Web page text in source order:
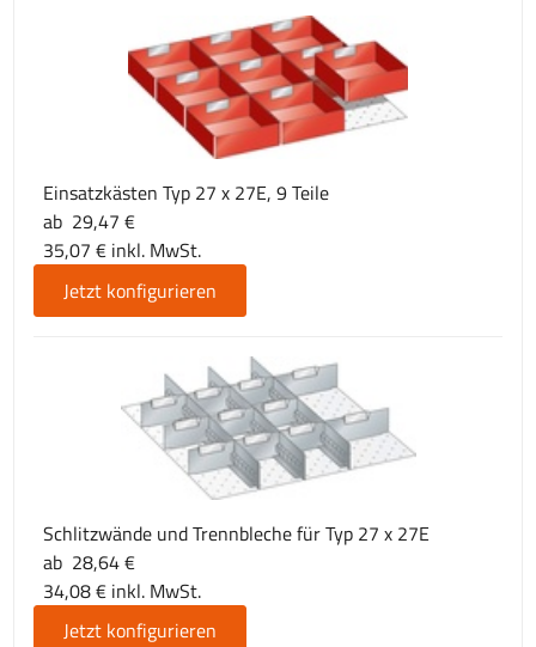
Einsatzkästen Typ 27 x 27E, 9 Teile
ab 29,47 €
35,07 € inkl. MwSt.
Jetzt konfigurieren
Schlitzwände und Trennbleche für Typ 27 x 27E
ab 28,64 €
34,08 € inkl. MwSt.
Jetzt konfigurieren